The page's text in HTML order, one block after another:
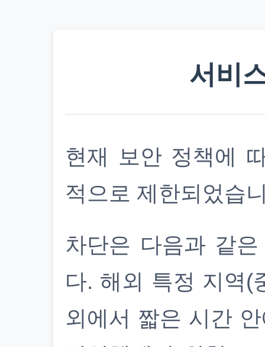
서비
현재 보안 정책에
적으로 제한되었습
차단은 다음과 같
다. 해외 특정 지역(
외에서 짧은 시간